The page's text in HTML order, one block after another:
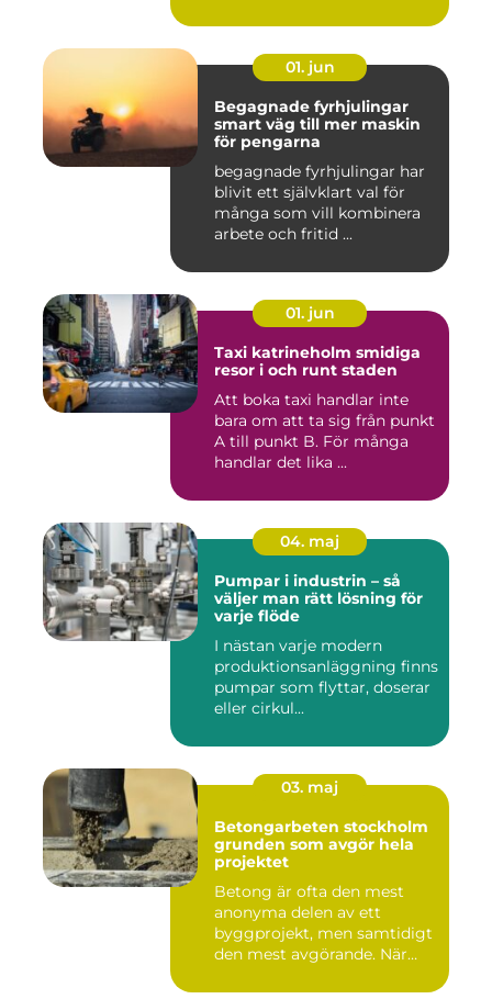
01. jun
Begagnade fyrhjulingar
smart väg till mer maskin
för pengarna
begagnade fyrhjulingar har
blivit ett självklart val för
många som vill kombinera
arbete och fritid ...
01. jun
Taxi katrineholm smidiga
resor i och runt staden
Att boka taxi handlar inte
bara om att ta sig från punkt
A till punkt B. För många
handlar det lika ...
04. maj
Pumpar i industrin – så
väljer man rätt lösning för
varje flöde
I nästan varje modern
produktionsanläggning finns
pumpar som flyttar, doserar
eller cirkul...
03. maj
Betongarbeten stockholm
grunden som avgör hela
projektet
Betong är ofta den mest
anonyma delen av ett
byggprojekt, men samtidigt
den mest avgörande. När